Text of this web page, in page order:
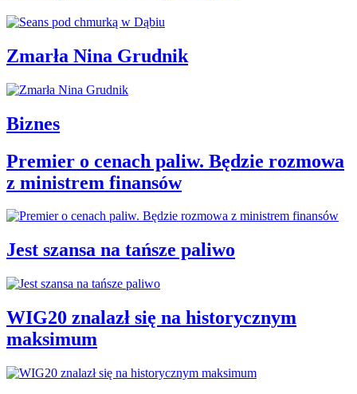
Zmarła Nina Grudnik
Biznes
Premier o cenach paliw. Będzie rozmowa
z ministrem finansów
Jest szansa na tańsze paliwo
WIG20 znalazł się na historycznym
maksimum